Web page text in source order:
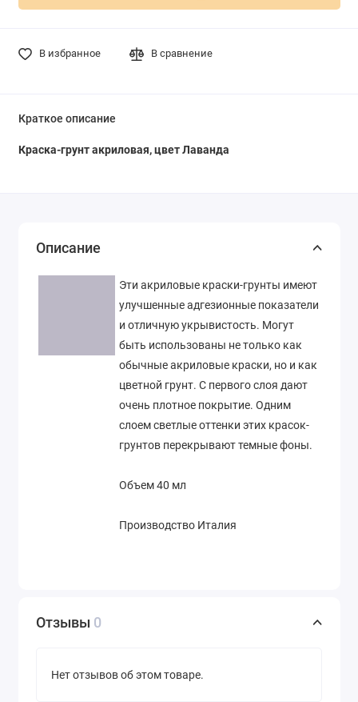
В избранное В сравнение
Краткое описание
Краска-грунт акриловая, цветЛаванда
Описание
Эти акриловые краски-грунты имеют
улучшенные адгезионные показатели
и отличную укрывистость. Могут
быть использованы не только как
обычные акриловые краски, но и как
цветной грунт. С первого слоя дают
очень плотное покрытие. Одним
слоем светлые оттенки этих красок-
грунтов перекрывают темные фоны.
Объем 40 мл
Производство Италия
Отзывы 0
Нет отзывов об этом товаре.